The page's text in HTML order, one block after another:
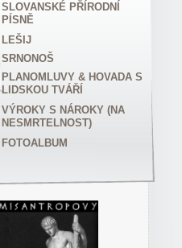
SLOVANSKÉ PŘÍRODNÍ
PÍSNĚ
LEŠIJ
SRNONOŠ
PLANOMLUVY & HOVADA S
LIDSKOU TVÁŘÍ
VÝROKY S NÁROKY (NA
NESMRTELNOST)
FOTOALBUM